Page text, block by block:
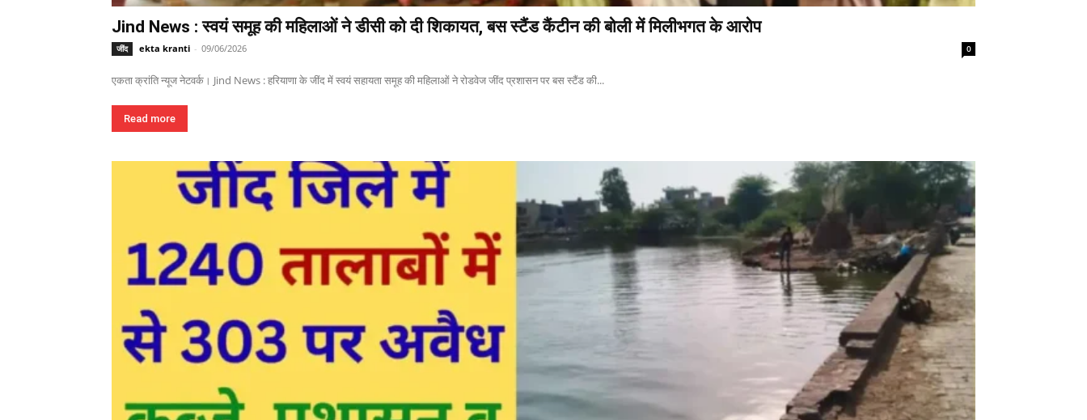
Jind News : स्वयं समूह की महिलाओं ने डीसी को दी शिकायत, बस स्टैंड कैंटीन की बोली में मिलीभगत के आरोप
जींद ekta kranti - 09/06/2026 0
एकता क्रांति न्यूज नेटवर्क। Jind News : हरियाणा के जींद में स्वयं सहायता समूह की महिलाओं ने रोडवेज जींद प्रशासन पर बस स्टैंड की...
Read more